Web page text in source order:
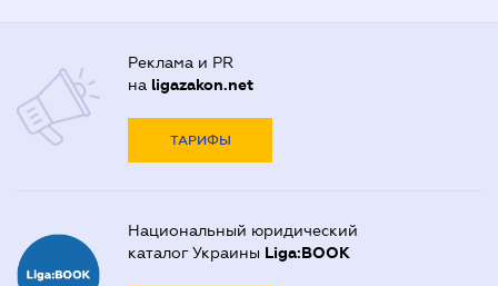
Реклама и PR
на ligazakon.net
ТАРИФЫ
Национальный юридический
каталог Украины Liga:BOOK